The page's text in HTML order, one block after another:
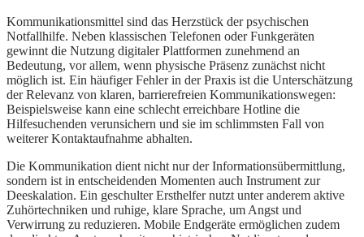
Kommunikationsmittel sind das Herzstück der psychischen
Notfallhilfe. Neben klassischen Telefonen oder Funkgeräten
gewinnt die Nutzung digitaler Plattformen zunehmend an
Bedeutung, vor allem, wenn physische Präsenz zunächst nicht
möglich ist. Ein häufiger Fehler in der Praxis ist die Unterschätzung
der Relevanz von klaren, barrierefreien Kommunikationswegen:
Beispielsweise kann eine schlecht erreichbare Hotline die
Hilfesuchenden verunsichern und sie im schlimmsten Fall von
weiterer Kontaktaufnahme abhalten.
Die Kommunikation dient nicht nur der Informationsübermittlung,
sondern ist in entscheidenden Momenten auch Instrument zur
Deeskalation. Ein geschulter Ersthelfer nutzt unter anderem aktive
Zuhörtechniken und ruhige, klare Sprache, um Angst und
Verwirrung zu reduzieren. Mobile Endgeräte ermöglichen zudem